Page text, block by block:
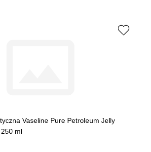
Vaseline Pure Petroleum Jelly
ml